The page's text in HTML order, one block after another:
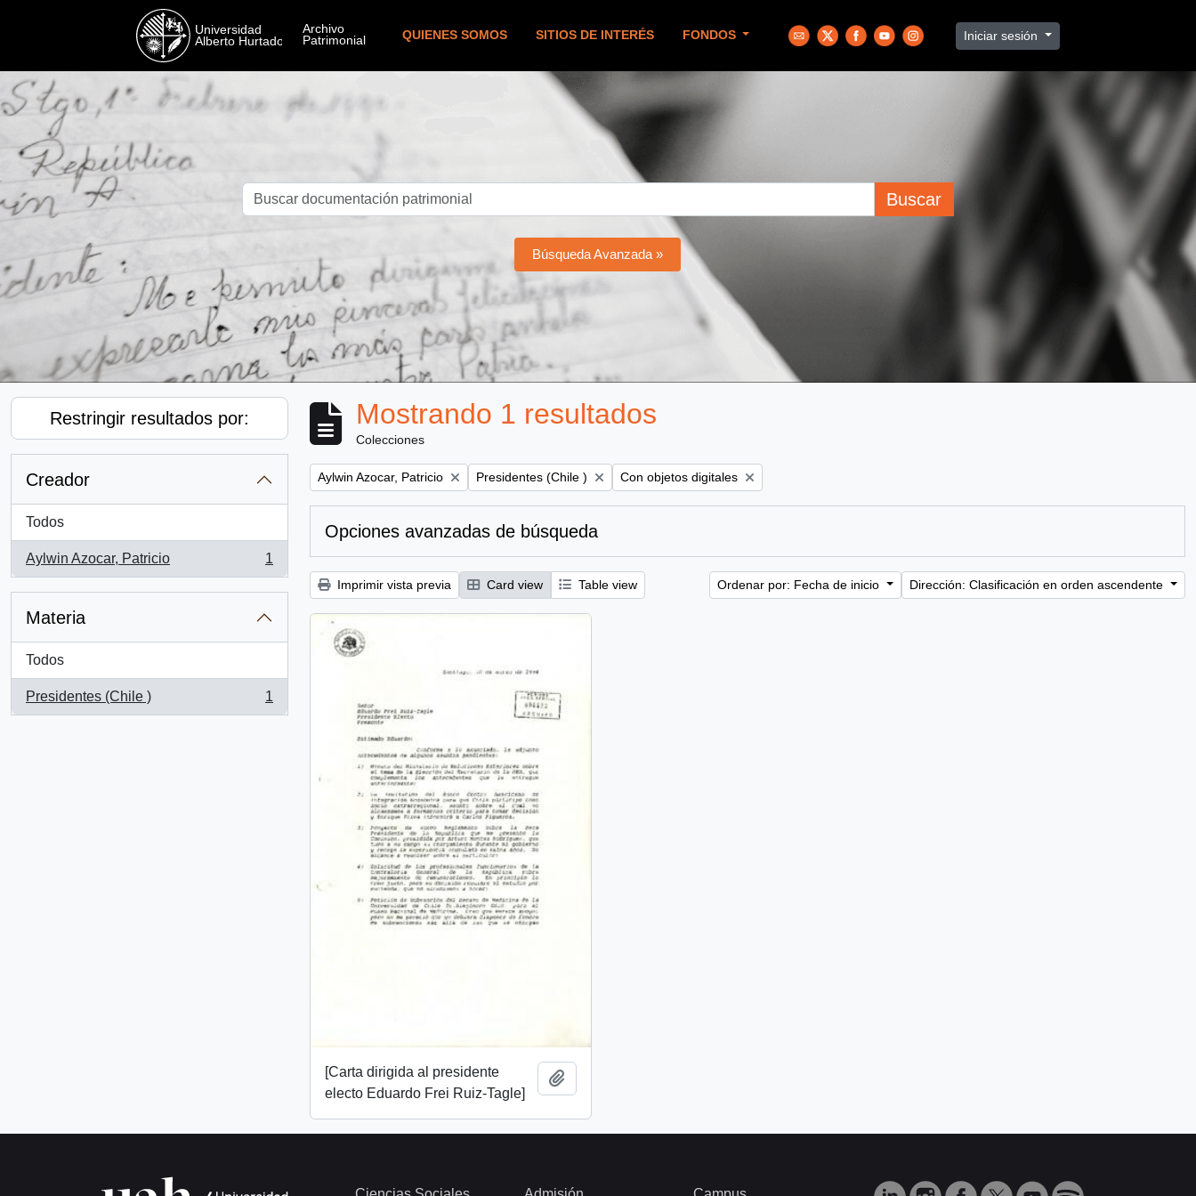
QUIENES SOMOS SITIOS DE INTERÉS FONDOS Iniciar sesión
Buscar
Búsqueda Avanzada »
Restringir resultados por:
Creador
Todos
Aylwin Azocar, Patricio
, 1 resultados
1
Materia
Todos
Presidentes (Chile )
, 1 resultados
1
Mostrando 1 resultados
Colecciones
Remove filter:
Aylwin Azocar, Patricio Remove filter:
Presidentes (Chile ) Remove filter:
Con objetos digitales
Opciones avanzadas de búsqueda
Imprimir vista previa Card view Table view Ordenar por: Fecha de inicio Dirección: Clasificación en orden ascendente
[Carta dirigida al presidente
electo Eduardo Frei Ruiz-Tagle]